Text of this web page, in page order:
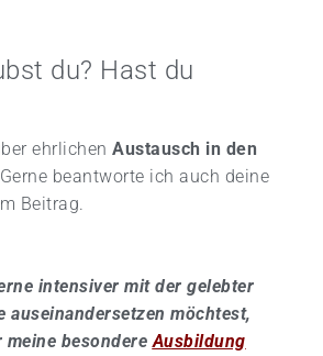
du? Hast du
ehrlichen Austausch in den
Gerne beantworte ich auch deine
Beitrag.
intensiver mit der gelebter
auseinandersetzen möchtest,
besondere Ausbildung